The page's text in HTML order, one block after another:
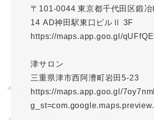
〒101-0044 東京都千代田区鍛
14 AD神田駅東口ビルⅡ 3F
https://maps.app.goo.gl/
津サロン
三重県津市西阿漕町岩田5-23
https://maps.app.goo.gl/